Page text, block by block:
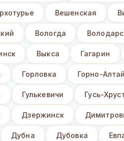
Вешенская
Вологда
Выкса Гагарин
Горловка Горно-
Гулькевичи Гусь-
Дзержинск
Дубна Дубовка